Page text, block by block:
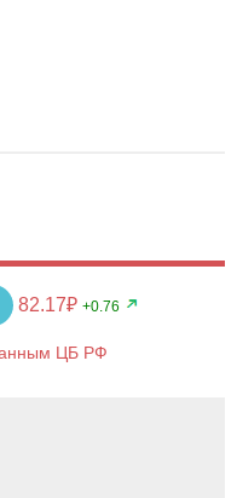
82.17₽ +0.76
ЦБ РФ